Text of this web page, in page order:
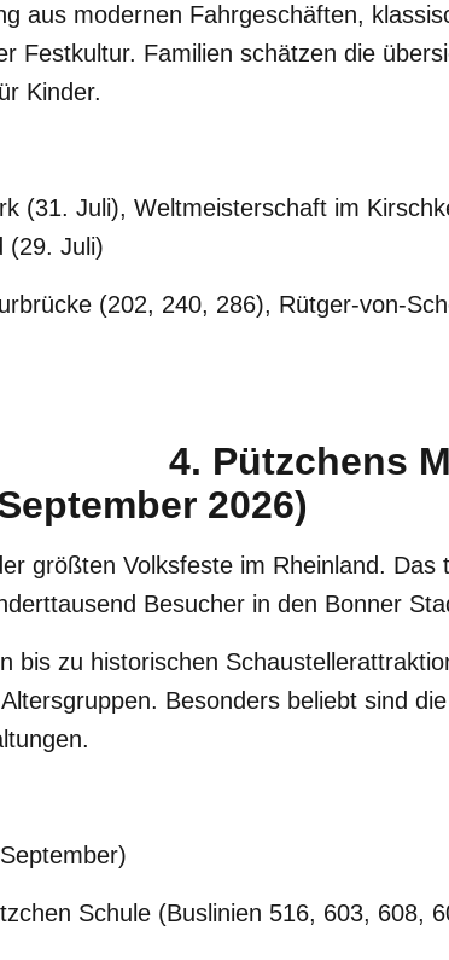
aus modernen Fahrgeschäften,
Festkultur. Familien schätzen die
Kinder.
(31. Juli), Weltmeisterschaft im
(29. Juli)
(202, 240, 286), Rütger-von-
4. Pützchens
2026)
größten Volksfeste im Rheinland. Das
Besucher in den Bonner
bis zu historischen
Besonders beliebt sind
Schule (Buslinien 516, 603, 608,